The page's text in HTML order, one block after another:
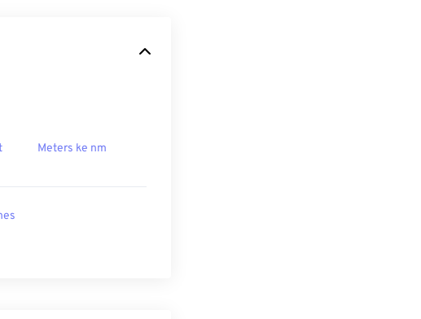
Meters ke nm